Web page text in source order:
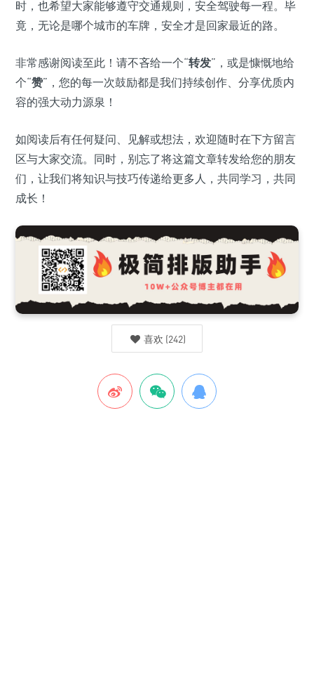
时，也希望大家能够遵守交通规则，安全驾驶每一程。毕
竟，无论是哪个城市的车牌，安全才是回家最近的路。
非常感谢阅读至此！请不吝给一个“转发”，或是慷慨地给
个“赞”，您的每一次鼓励都是我们持续创作、分享优质内
容的强大动力源泉！
如阅读后有任何疑问、见解或想法，欢迎随时在下方留言
区与大家交流。同时，别忘了将这篇文章转发给您的朋友
们，让我们将知识与技巧传递给更多人，共同学习，共同
成长！
喜欢 (242)